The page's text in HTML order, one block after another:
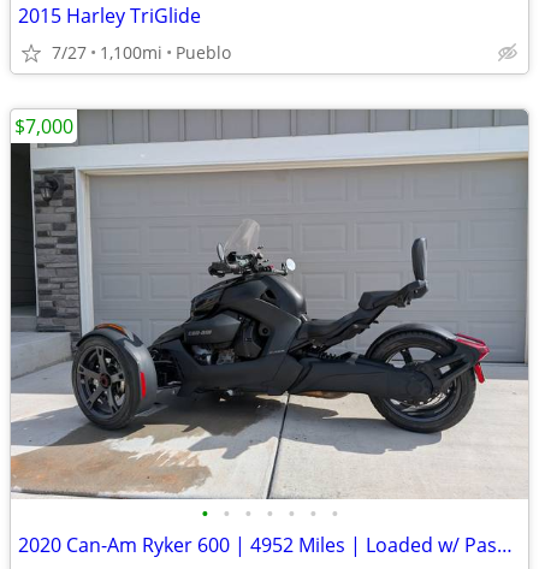
2015 Harley TriGlide
7/27 1,100mi Pueblo
• • • • • • •
2020 Can-Am Ryker 600 | 4952 Miles | Loaded w/ Passenger Seat
$7,000